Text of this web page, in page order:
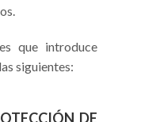
que introduce
siguientes:
DE